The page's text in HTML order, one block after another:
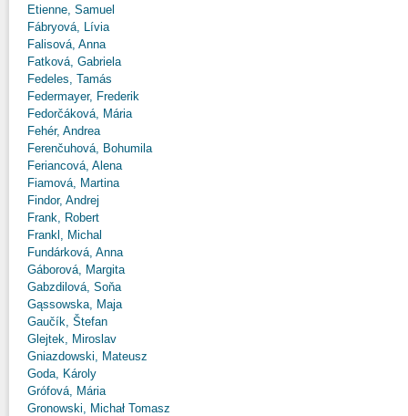
Etienne, Samuel
Fábryová, Lívia
Falisová, Anna
Fatková, Gabriela
Fedeles, Tamás
Federmayer, Frederik
Fedorčáková, Mária
Fehér, Andrea
Ferenčuhová, Bohumila
Feriancová, Alena
Fiamová, Martina
Findor, Andrej
Frank, Robert
Frankl, Michal
Fundárková, Anna
Gáborová, Margita
Gabzdilová, Soňa
Gąssowska, Maja
Gaučík, Štefan
Glejtek, Miroslav
Gniazdowski, Mateusz
Goda, Károly
Grófová, Mária
Gronowski, Michał Tomasz